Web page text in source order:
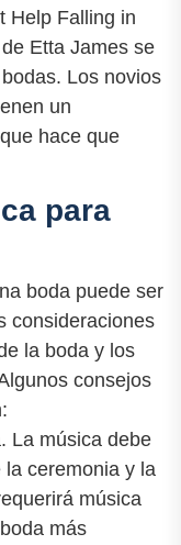
Help Falling in
Etta James se
Los novios
un
hace que
para
boda puede ser
consideraciones
la boda y los
consejos
La música debe
ceremonia y la
música
más